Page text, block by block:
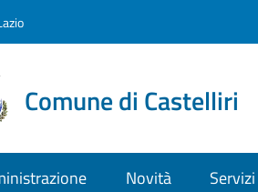
Comune di Castelliri
Novità Servizi